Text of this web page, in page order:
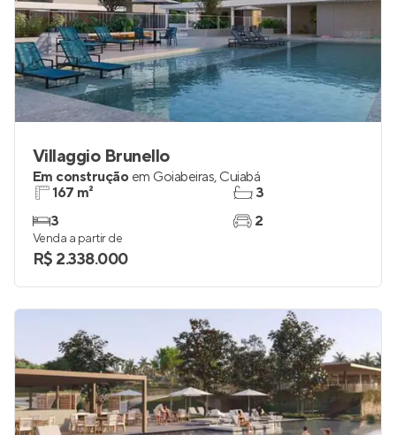
Villaggio Brunello
Em construção em Goiabeiras, Cuiabá
167 m²
3
3
2
Venda a partir de
R$ 2.338.000